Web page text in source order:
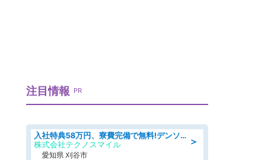
注目情報 PR
＞
入社特典58万円、寮費完備で無料!デンソーで働こう!自動車工場で小型部品の検査業務 denso aichi
株式会社テクノスマイル
愛知県 刈谷市